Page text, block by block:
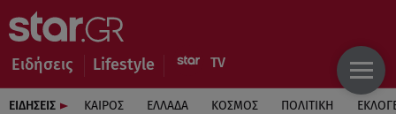
Ειδήσεις Lifestyle
ΕΙΔΗΣΕΙΣ ΚΑΙΡΟΣ ΕΛΛΑΔΑ ΚΟΣΜΟΣ ΠΟΛΙΤΙΚΗ